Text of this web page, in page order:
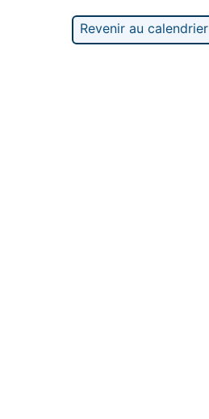
Revenir au calendrier